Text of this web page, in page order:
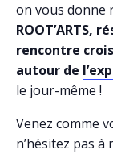
on vous donne
ROOT’ARTS,
rencontre
autour de
le jour-même !
Venez comme
n’hésitez pas